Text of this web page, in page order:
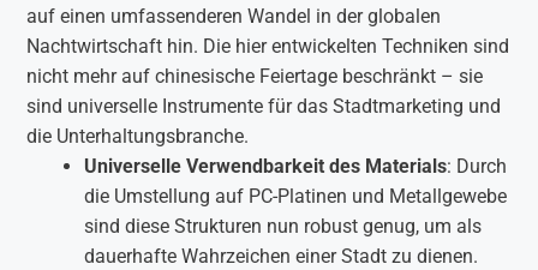
auf einen umfassenderen Wandel in der globalen
Nachtwirtschaft hin. Die hier entwickelten Techniken sind
nicht mehr auf chinesische Feiertage beschränkt – sie
sind universelle Instrumente für das Stadtmarketing und
die Unterhaltungsbranche.
Universelle Verwendbarkeit des Materials: Durch
die Umstellung auf PC-Platinen und Metallgewebe
sind diese Strukturen nun robust genug, um als
dauerhafte Wahrzeichen einer Stadt zu dienen.